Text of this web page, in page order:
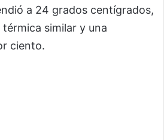
a 24 grados centígrados,
similar y una
ciento.